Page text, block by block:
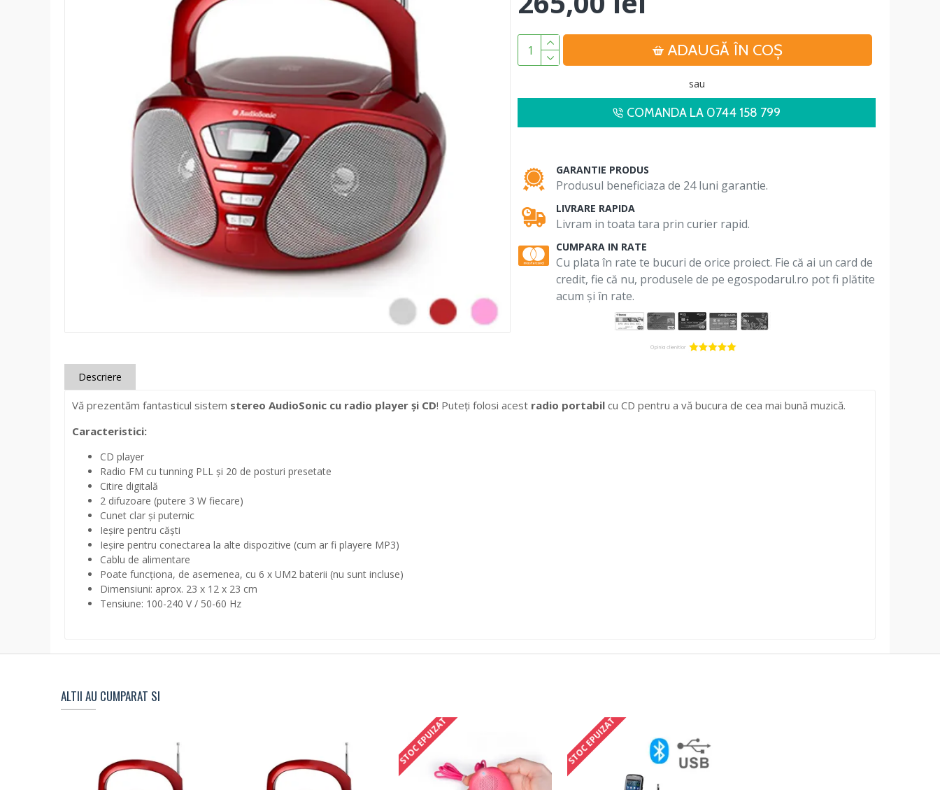
ADAUGĂ ÎN COŞ
sau
COMANDA LA 0744 158 799
GARANTIE PRODUS
Produsul beneficiaza de 24 luni garantie.
LIVRARE RAPIDA
Livram in toata tara prin curier rapid.
CUMPARA IN RATE
Cu plata în rate te bucuri de orice proiect. Fie că ai un card de
credit, fie că nu, produsele de pe egospodarul.ro pot fi plătite
acum și în rate.
Descriere
Vă prezentăm fantasticul sistem stereo AudioSonic cu radio player și CD! Puteți folosi acest radio portabil cu CD pentru a vă bucura de cea mai bună muzică.
Caracteristici:
CD player
Radio FM cu tunning PLL și 20 de posturi presetate
Citire digitală
2 difuzoare (putere 3 W fiecare)
Cunet clar și puternic
Ieșire pentru căști
Ieșire pentru conectarea la alte dispozitive (cum ar fi playere MP3)
Cablu de alimentare
Poate funcționa, de asemenea, cu 6 x UM2 baterii (nu sunt incluse)
Dimensiuni: aprox. 23 x 12 x 23 cm
Tensiune: 100-240 V / 50-60 Hz
ALTII AU CUMPARAT SI
STOC EPUIZAT STOC EPUIZAT